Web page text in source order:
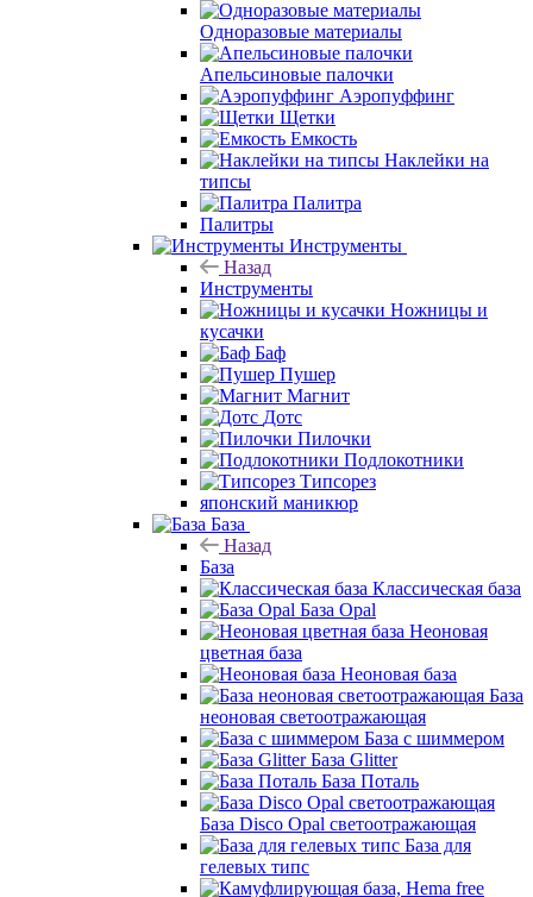
Одноразовые материалы
Апельсиновые палочки
Аэропуффинг
Щетки
Емкость
Наклейки на
типсы
Палитра
Палитры
Инструменты
Назад
Инструменты
Ножницы и
кусачки
Баф
Пушер
Магнит
Дотс
Пилочки
Подлокотники
Типсорез
японский маникюр
База
Назад
База
Классическая база
База Opal
Неоновая
цветная база
Неоновая база
База
неоновая светоотражающая
База с шиммером
База Glitter
База Поталь
База Disco Opal светоотражающая
База для
гелевых типс